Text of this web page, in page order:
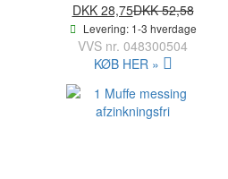
DKK 28,75DKK 52,58
Levering: 1-3 hverdage
VVS nr. 048300504
KØB HER »